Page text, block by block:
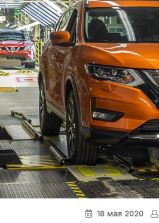
18 мая 2020